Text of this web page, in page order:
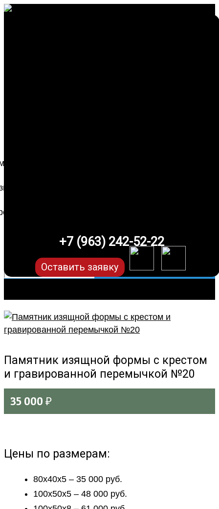
+7 (963) 242-52-22
Оставить заявку
Памятник изящной формы с крестом
и гравированной перемычкой №20
35 000 ₽
Цены по размерам:
80х40х5 – 35 000 руб.
100х50х5 – 48 000 руб.